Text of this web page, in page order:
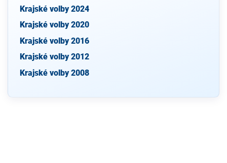
Krajské volby 2024
Krajské volby 2020
Krajské volby 2016
Krajské volby 2012
Krajské volby 2008